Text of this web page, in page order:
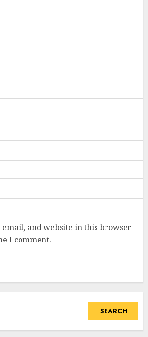
email, and website in this browser
I comment.